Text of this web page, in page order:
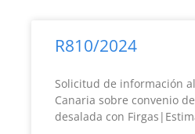
R810/2024
Solicitud de información
Canaria sobre convenio
desalada con